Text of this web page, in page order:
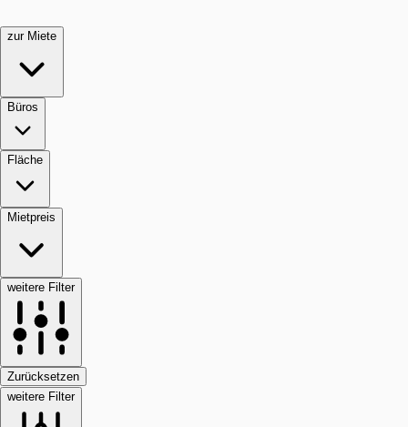
zur Miete
Büros
Fläche
Mietpreis
weitere Filter
Zurücksetzen
weitere Filter